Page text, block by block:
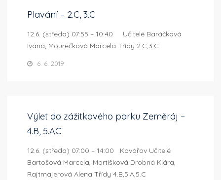
Plavání – 2.C, 3.C
12.6. (středa) 07:55 – 10:40 Učitelé Baráčková
Ivana, Mourečková Marcela Třídy 2.C,3.C
6. 6. 2019
Výlet do zážitkového parku Zeměráj –
4.B, 5.AC
12.6. (středa) 07:00 – 14:00 Kovářov Učitelé
Bartošová Marcela, Martišková Drobná Klára,
Rajtmajerová Alena Třídy 4.B,5.A,5.C